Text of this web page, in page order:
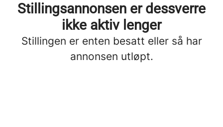
Stillingsannonsen er dessverre
ikke aktiv lenger
Stillingen er enten besatt eller så har
annonsen utløpt.